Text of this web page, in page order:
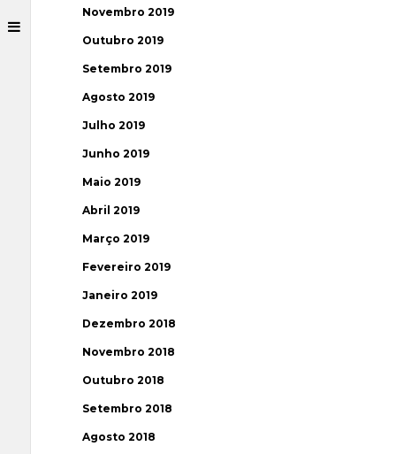
Novembro 2019
Outubro 2019
Setembro 2019
Agosto 2019
Julho 2019
Junho 2019
Maio 2019
Abril 2019
Março 2019
Fevereiro 2019
Janeiro 2019
Dezembro 2018
Novembro 2018
Outubro 2018
Setembro 2018
Agosto 2018